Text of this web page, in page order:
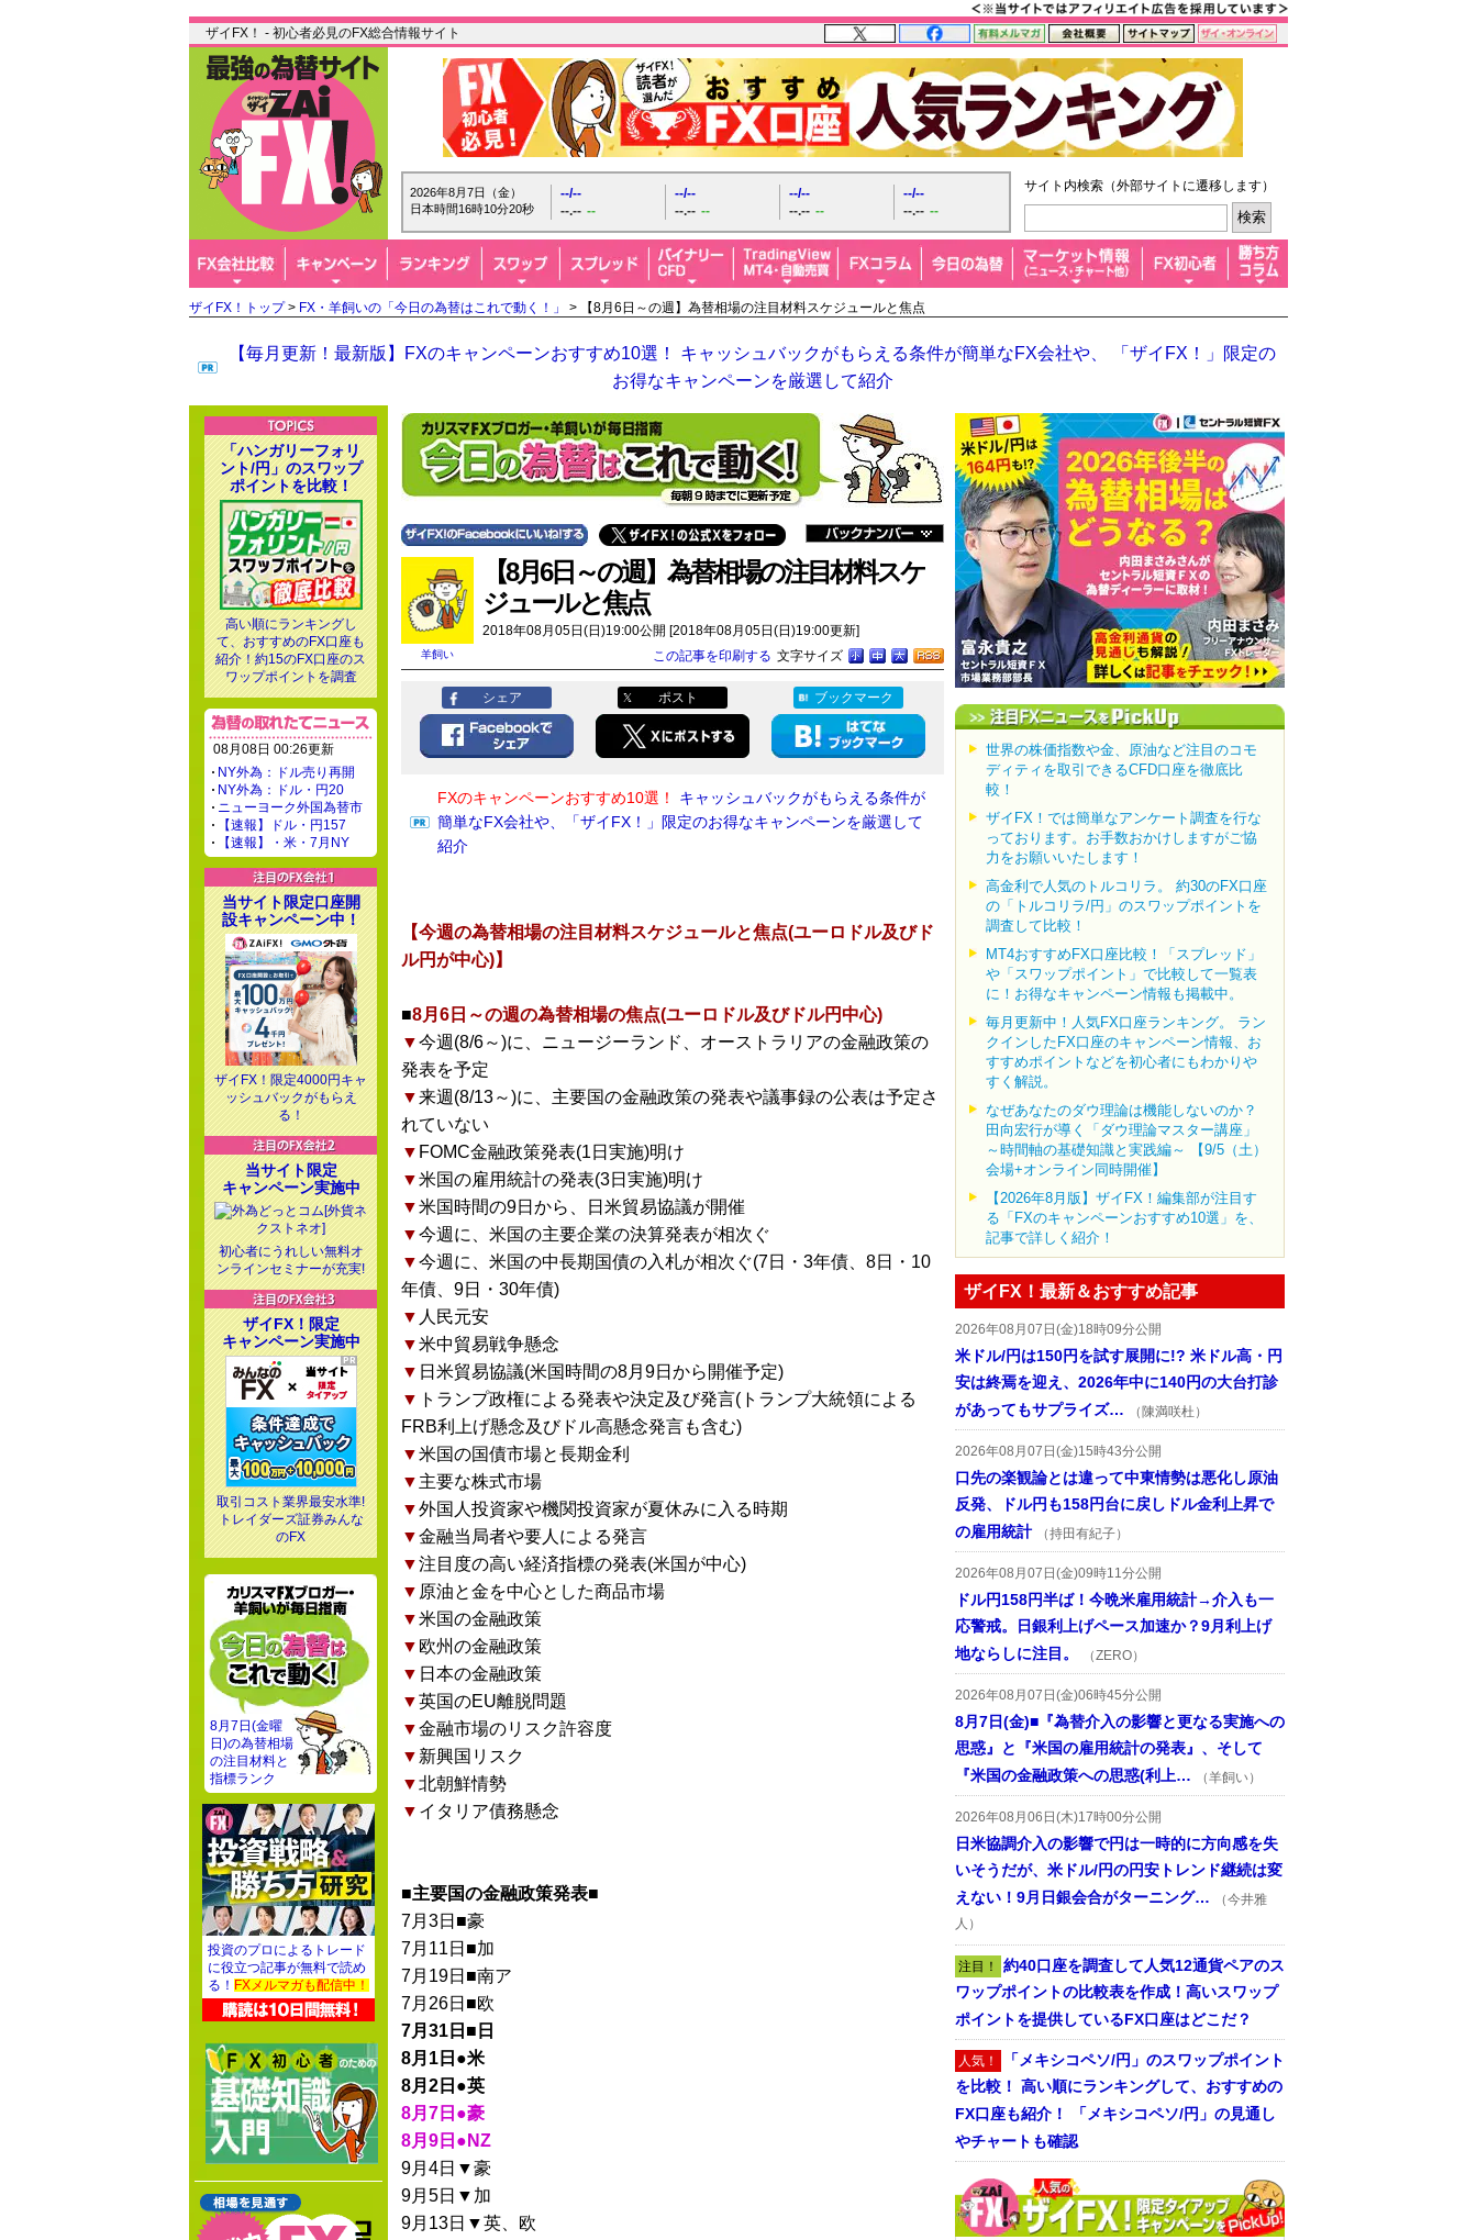
ザイFX！ - 初心者必見のFX総合情報サイト
2026年8月7日（金）
日本時間16時10分21秒
--/--
--.-- --
--/--
--.-- --
--/--
--.-- --
--/--
--.-- --
サイト内検索（外部サイトに遷移します）
ザイFX！トップ> FX・羊飼いの「今日の為替はこれで動く！」 > 【8月6日～の週】為替相場の注目材料スケジュールと焦点
【毎月更新！最新版】FXのキャンペーンおすすめ10選！ キャッシュバックがもらえる条件が簡単なFX会社や、 「ザイFX！」限定の
お得なキャンペーンを厳選して紹介
羊飼い
【8月6日～の週】為替相場の注目材料スケ
ジュールと焦点
2018年08月05日(日)19:00公開 [2018年08月05日(日)19:00更新]
文字サイズ
この記事を印刷する
シェア ポスト ブックマーク
FXのキャンペーンおすすめ10選！
キャッシュバックがもらえる条件が
簡単なFX会社や、「ザイFX！」限定のお得なキャンペーンを厳選して
紹介
【今週の為替相場の注目材料スケジュールと焦点(ユーロドル及びド
ル円が中心)】
■8月6日～の週の為替相場の焦点(ユーロドル及びドル円中心)
▼今週(8/6～)に、ニュージーランド、オーストラリアの金融政策の
発表を予定
▼来週(8/13～)に、主要国の金融政策の発表や議事録の公表は予定さ
れていない
▼ FOMC金融政策発表(1日実施)明け
▼米国の雇用統計の発表(3日実施)明け
▼米国時間の9日から、日米貿易協議が開催
▼今週に、米国の主要企業の決算発表が相次ぐ
▼今週に、米国の中長期国債の入札が相次ぐ(7日・3年債、8日・10
年債、9日・30年債)
▼ 人民元安
▼米中貿易戦争懸念
▼ 日米貿易協議(米国時間の8月9日から開催予定)
▼ トランプ政権による発表や決定及び発言(トランプ大統領による
FRB利上げ懸念及びドル高懸念発言も含む)
▼米国の国債市場と長期金利
▼ 主要な株式市場
▼外国人投資家や機関投資家が夏休みに入る時期
▼金融当局者や要人による発言
▼注目度の高い経済指標の発表(米国が中心)
▼ 原油と金を中心とした商品市場
▼米国の金融政策
▼ 欧州の金融政策
▼ 日本の金融政策
▼英国のEU離脱問題
▼金融市場のリスク許容度
▼ 新興国リスク
▼北朝鮮情勢
▼ イタリア債務懸念
■主要国の金融政策発表■
7月3日■豪
7月11日■加
7月19日■南ア
7月26日■欧
7月31日■日
8月1日●米
8月2日●英
8月7日●豪
8月9日●NZ
9月4日▼豪
9月5日▼加
9月13日▼英、欧
世界の株価指数や金、原油など注目のコモ
ディティを取引できるCFD口座を徹底比
較！
ザイFX！では簡単なアンケート調査を行な
っております。お手数おかけしますがご協
力をお願いいたします！
高金利で人気のトルコリラ。 約30のFX口座
の「トルコリラ/円」のスワップポイントを
調査して比較！
MT4おすすめFX口座比較！「スプレッド」
や「スワップポイント」で比較して一覧表
に！お得なキャンペーン情報も掲載中。
毎月更新中！人気FX口座ランキング。 ラン
クインしたFX口座のキャンペーン情報、お
すすめポイントなどを初心者にもわかりや
すく解説。
なぜあなたのダウ理論は機能しないのか？
田向宏行が導く「ダウ理論マスター講座」
～時間軸の基礎知識と実践編～ 【9/5（土）
会場+オンライン同時開催】
【2026年8月版】ザイFX！編集部が注目す
る「FXのキャンペーンおすすめ10選」を、
記事で詳しく紹介！
ザイFX！最新＆おすすめ記事
2026年08月07日(金)18時09分公開
米ドル/円は150円を試す展開に!? 米ドル高・円
安は終焉を迎え、2026年中に140円の大台打診
があってもサプライズ…
（陳満咲杜）
2026年08月07日(金)15時43分公開
口先の楽観論とは違って中東情勢は悪化し原油
反発、ドル円も158円台に戻しドル金利上昇で
の雇用統計
（持田有紀子）
2026年08月07日(金)09時11分公開
ドル円158円半ば！今晩米雇用統計→介入も一
応警戒。日銀利上げペース加速か？9月利上げ
地ならしに注目。
（ZERO）
2026年08月07日(金)06時45分公開
8月7日(金)■『為替介入の影響と更なる実施への
思惑』と『米国の雇用統計の発表』、そして
『米国の金融政策への思惑(利上…
（羊飼い）
2026年08月06日(木)17時00分公開
日米協調介入の影響で円は一時的に方向感を失
いそうだが、米ドル/円の円安トレンド継続は変
えない！9月日銀会合がターニング…
（今井雅
人）
注目！ 約40口座を調査して人気12通貨ペアのス
ワップポイントの比較表を作成！高いスワップ
ポイントを提供しているFX口座はどこだ？
人気！ 「メキシコペソ/円」のスワップポイント
を比較！ 高い順にランキングして、おすすめの
FX口座も紹介！ 「メキシコペソ/円」の見通し
やチャートも確認
「ハンガリーフォリ
ント/円」のスワップ
ポイントを比較！
高い順にランキングし
て、おすすめのFX口座も
紹介！約15のFX口座のス
ワップポイントを調査
08月08日 00:26更新
NY外為：ドル売り再開
NY外為：ドル・円20
ニューヨーク外国為替市
【速報】ドル・円157
【速報】・米・7月NY
当サイト限定口座開
設キャンペーン中！
ザイFX！限定4000円キャ
ッシュバックがもらえ
る！
当サイト限定
キャンペーン実施中
初心者にうれしい無料オ
ンラインセミナーが充実!
ザイFX！限定
キャンペーン実施中
取引コスト業界最安水準!
トレイダーズ証券みんな
のFX
8月7日(金曜
日)の為替相場
の注目材料と
指標ランク
投資のプロによるトレード
に役立つ記事が無料で読め
る！ FXメルマガも配信中！